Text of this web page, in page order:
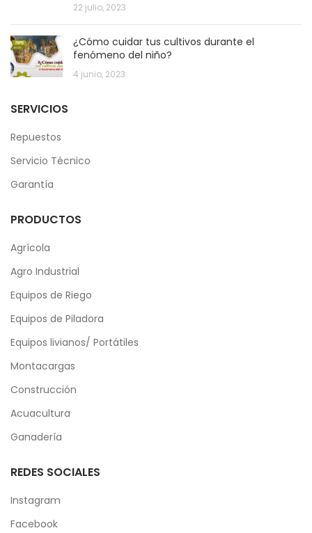
22 julio, 2023
¿Cómo cuidar tus cultivos durante el
fenómeno del niño?
4 junio, 2023
SERVICIOS
Repuestos
Servicio Técnico
Garantía
PRODUCTOS
Agrícola
Agro Industrial
Equipos de Riego
Equipos de Piladora
Equipos livianos/ Portátiles
Montacargas
Construcción
Acuacultura
Ganadería
REDES SOCIALES
Instagram
Facebook